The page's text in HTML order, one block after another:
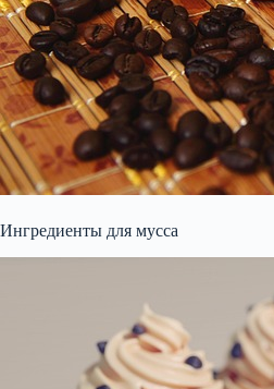
Ингредиенты для мусса